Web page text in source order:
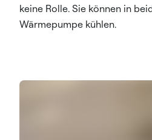
keine Rolle. Sie können in
Wärmepumpe kühlen.